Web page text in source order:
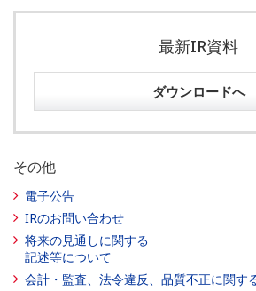
最新IR資料
ダウンロードへ
その他
電子公告
IRのお問い合わせ
将来の見通しに関する
記述等について
会計・監査、法令違反、品質不正に関す